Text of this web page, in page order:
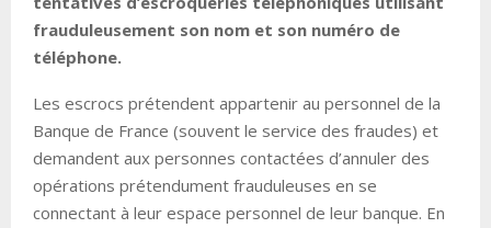
frauduleusement son nom et son numéro de
téléphone.
Les escrocs prétendent appartenir au personnel de la
Banque de France (souvent le service des fraudes) et
demandent aux personnes contactées d’annuler des
opérations prétendument frauduleuses en se
connectant à leur espace personnel de leur banque. En